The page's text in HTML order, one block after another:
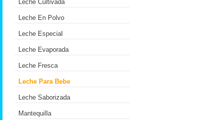
Leche Cultivada
Leche En Polvo
Leche Especial
Leche Evaporada
Leche Fresca
Leche Para Bebe
Leche Saborizada
Mantequilla